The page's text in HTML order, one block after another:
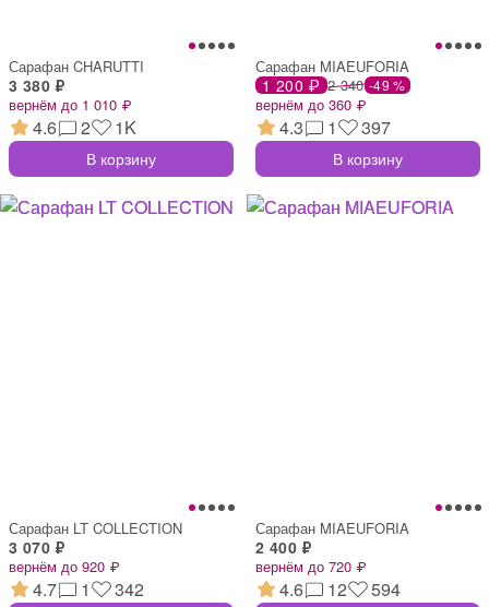
Сарафан CHARUTTI
3 380 ₽
вернём до 1 010 ₽
4.6 2 1K
В корзину
Сарафан MIAEUFORIA
1 200 ₽ 2 340 -49 %
вернём до 360 ₽
4.3 1 397
В корзину
Сарафан LT COLLECTION
3 070 ₽
вернём до 920 ₽
4.7 1 342
Сарафан MIAEUFORIA
2 400 ₽
вернём до 720 ₽
4.6 12 594